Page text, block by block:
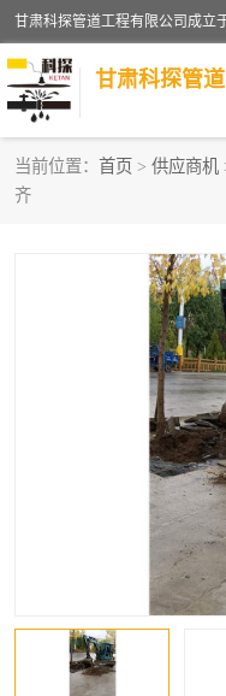
甘肃科探管
当前位置： 首页 > 供应商机
齐
漏水检查维修
供热管道漏水
自来水管漏水
高压车疏通清淤